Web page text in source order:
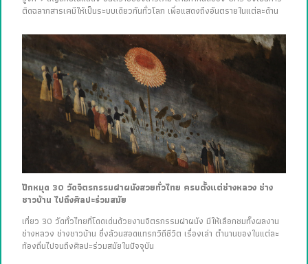
ติดฉลากสารเคมีให้เป็นระบบเดียวกันทั่วโลก เพื่อแสดงถึงอันตรายในแต่ละด้าน
ปักหมุด 30 วัดจิตรกรรมฝาผนังสวยทั่วไทย ครบตั้งแต่ช่างหลวง ช่าง
ชาวบ้าน ไปถึงศิลปะร่วมสมัย
เที่ยว 30 วัดทั่วไทยที่โดดเด่นด้วยงานจิตรกรรมฝาผนัง มีให้เลือกชมทั้งผลงาน
ช่างหลวง ช่างชาวบ้าน ซึ่งล้วนสอดแทรกวิถีชีวิต เรื่องเล่า ตำนานของในแต่ละ
ท้องถิ่นไปจนถึงศิลปะร่วมสมัยในปัจจุบัน